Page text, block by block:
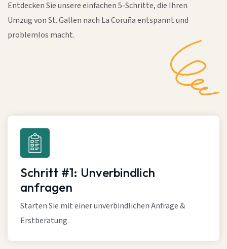
Entdecken Sie unsere einfachen 5-Schritte, die Ihren
Umzug von St. Gallen nach La Coruña entspannt und
problemlos macht.
Schritt #1: Unverbindlich
anfragen
Starten Sie mit einer unverbindlichen Anfrage &
Erstberatung.